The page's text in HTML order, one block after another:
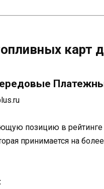
карт
позицию в
принимается на